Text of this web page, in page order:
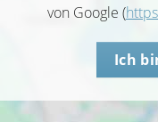
von Google (
Ich